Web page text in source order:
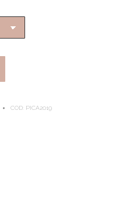
COD: PICA2019